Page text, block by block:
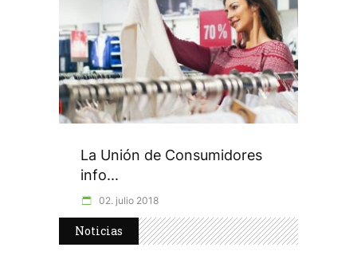
La Unión de Consumidores
info...
02. julio 2018
Noticias